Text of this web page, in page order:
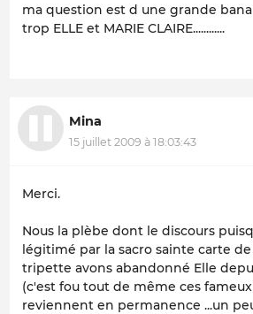
ma question est d une grande
trop ELLE et MARIE CLAIRE............
Mina
15 juillet 2009 à 18:03:43
Merci.
Nous la plèbe dont le discours
légitimé par la sacro sainte carte
tripette avons abandonné Elle
(c'est fou tout de même ces fameux
reviennent en permanence ...un